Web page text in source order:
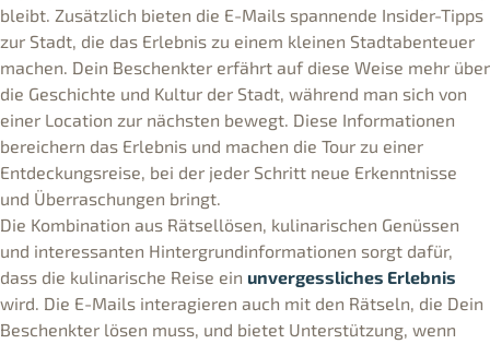
bleibt. Zusätzlich bieten die E-Mails spannende Insider-Tipps
zur Stadt, die das Erlebnis zu einem kleinen Stadtabenteuer
machen. Dein Beschenkter erfährt auf diese Weise mehr über
die Geschichte und Kultur der Stadt, während man sich von
einer Location zur nächsten bewegt. Diese Informationen
bereichern das Erlebnis und machen die Tour zu einer
Entdeckungsreise, bei der jeder Schritt neue Erkenntnisse
und Überraschungen bringt.
Die Kombination aus Rätsellösen, kulinarischen Genüssen
und interessanten Hintergrundinformationen sorgt dafür,
dass die kulinarische Reise ein unvergessliches Erlebnis
wird. Die E-Mails interagieren auch mit den Rätseln, die Dein
Beschenkter lösen muss, und bietet Unterstützung, wenn